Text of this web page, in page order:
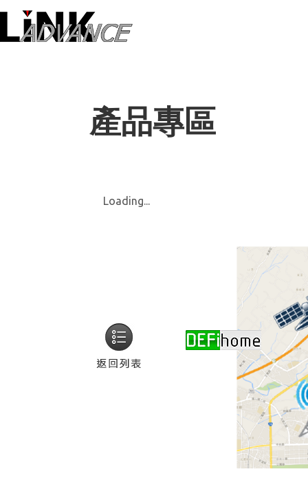
產品專區
Loading...